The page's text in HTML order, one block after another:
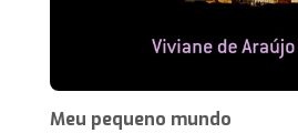
Meu pequeno mundo